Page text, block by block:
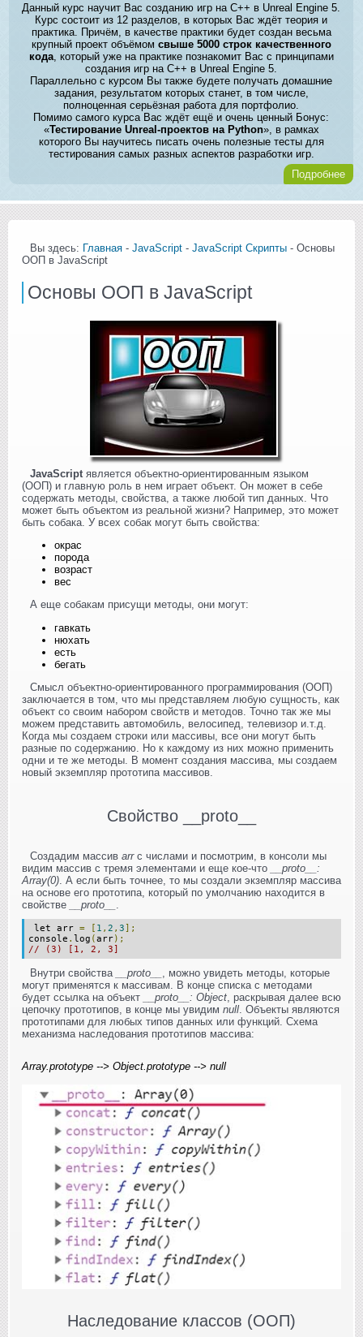
Данный курс научит Вас созданию игр на C++ в Unreal Engine 5.
Курс состоит из 12 разделов, в которых Вас ждёт теория и
практика. Причём, в качестве практики будет создан весьма
крупный проект объёмом свыше 5000 строк качественного
кода, который уже на практике познакомит Вас с принципами
создания игр на C++ в Unreal Engine 5.
Параллельно с курсом Вы также будете получать домашние
задания, результатом которых станет, в том числе,
полноценная серьёзная работа для портфолио.
Помимо самого курса Вас ждёт ещё и очень ценный Бонус:
«Тестирование Unreal-проектов на Python», в рамках
которого Вы научитесь писать очень полезные тесты для
тестирования самых разных аспектов разработки игр.
Подробнее
Вы здесь: Главная - JavaScript - JavaScript Скрипты - Основы
ООП в JavaScript
Основы ООП в JavaScript
JavaScript является объектно-ориентированным языком
(ООП) и главную роль в нем играет объект. Он может в себе
содержать методы, свойства, а также любой тип данных. Что
может быть объектом из реальной жизни? Например, это может
быть собака. У всех собак могут быть свойства:
окрас
порода
возраст
вес
А еще собакам присущи методы, они могут:
гавкать
нюхать
есть
бегать
Cмысл объектно-ориентированного программирования (ООП)
заключается в том, что мы представляем любую сущность, как
объект со своим набором свойств и методов. Точно так же мы
можем представить автомобиль, велосипед, телевизор и.т.д.
Когда мы создаем строки или массивы, все они могут быть
разные по содержанию. Но к каждому из них можно применить
одни и те же методы. В момент создания массива, мы создаем
новый экземпляр прототипа массивов.
Свойство __proto__
Создадим массив arrс числами и посмотрим, в консоли мы
видим массив с тремя элементами и еще кое-что
__proto__:
Array(0). А если быть точнее, то мы создали экземпляр массива
на основе его прототипа, который по умолчанию находится в
свойстве
__proto__ .
let arr = 1 , 2 , 3 ];
console . log ( arr);
// (3) [1, 2, 3]
Внутри свойства __proto__ , можно увидеть методы, которые
могут применятся к массивам. В конце списка с методами
будет ссылка на объект
__proto__: Object, раскрывая далее всю
цепочку прототипов, в конце мы увидим null. Объекты являются
прототипами для любых типов данных или функций. Схема
механизма наследования прототипов массива:
Array.prototype --> Object.prototype --> null
Наследование классов (ООП)